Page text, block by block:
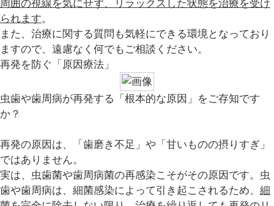
周囲の視線を気にせず、リラックスした状態を治療を受け
られます。
また、治療に関する質問も気軽にできる環境となっており
ますので、遠慮なく何でもご相談ください。
再発を防ぐ「原因療法」
虫歯や歯周病が再発する「根本的な原因」をご存知です
か？
再発の原因は、「歯磨き不足」や「甘いものの摂りすぎ」
ではありません。
実は、 虫歯菌や歯周病菌の再感染こそがその原因 です。虫
歯や歯周病は、細菌感染によって引き起こされるため、 細